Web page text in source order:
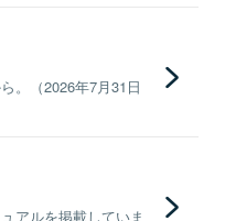
。（2026年7月31日
アルを掲載していま